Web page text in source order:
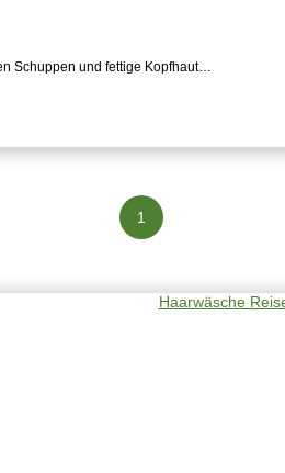
Schuppen und fettige Kopfhaut…
1